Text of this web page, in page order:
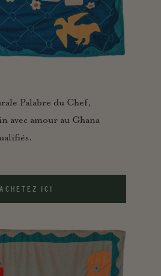
Palabre du Chef,
avec amour au Ghana
ACHETEZ ICI